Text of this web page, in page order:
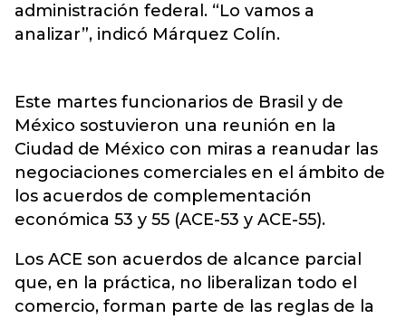
administración federal. “Lo vamos a
analizar”, indicó Márquez Colín.
Este martes funcionarios de Brasil y de
México sostuvieron una reunión en la
Ciudad de México con miras a reanudar las
negociaciones comerciales en el ámbito de
los acuerdos de complementación
económica 53 y 55 (ACE-53 y ACE-55).
Los ACE son acuerdos de alcance parcial
que, en la práctica, no liberalizan todo el
comercio, forman parte de las reglas de la